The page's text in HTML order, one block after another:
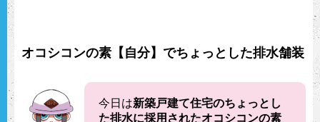
オコシコンの素【自分】でちょっとした排水舗装
今日は新築戸建て住宅のちょっとし
た排水に採用されたオコシコンの素